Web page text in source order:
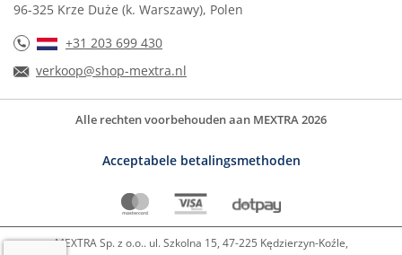
96-325 Krze Duże (k. Warszawy), Polen
+31 203 699 430
verkoop@shop-mextra.nl
Alle rechten voorbehouden aan MEXTRA 2026
Acceptabele betalingsmethoden
MEXTRA Sp. z o.o.. ul. Szkolna 15, 47-225 Kędzierzyn-Koźle,